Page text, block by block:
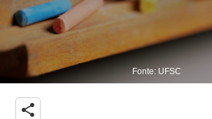
Fonte: UFSC
share